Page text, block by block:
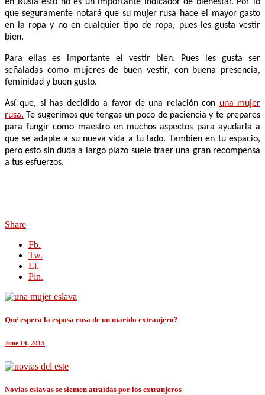
que seguramente notará que su mujer rusa hace el mayor gasto
en la ropa y no en cualquier tipo de ropa, pues les gusta vestir
bien.
Para ellas es importante el vestir bien. Pues les gusta ser
señaladas como mujeres de buen vestir, con buena presencia,
feminidad y buen gusto.
Así que, si has decidido a favor de una relación con una mujer
rusa. Te sugerimos que tengas un poco de paciencia y te prepares
para fungir como maestro en muchos aspectos para ayudarla a
que se adapte a su nueva vida a tu lado. Tambien en tu espacio,
pero esto sin duda a largo plazo suele traer una gran recompensa
a tus esfuerzos.
Share
Fb.
Tw.
Li.
Pin.
Qué espera la esposa rusa de un marido extranjero?
June 14, 2015
Novias eslavas se sienten atraídas por los extranjeros